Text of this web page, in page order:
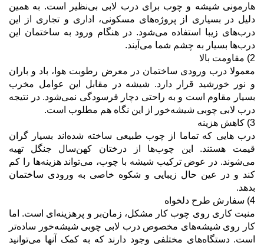
هارمونی شیشه و چوب برای درب لابی بی‌نظیر است. به همین
دليل در بسیاری از پروژه‌های مسکونی، اداری و تجاری از این
درب‌های زیبا استفاده می‌شود. در هنگام ورود به ساختمان این
درب‌ها بسیار به چشم شما می‌آیند.
2) مقاومت بالا
معمولا درب ورودی ساختمان در معرض رطوبت هوا، باد و باران
و نور خورشید قرار دارد. شیشه در مقابل این عوامل مخرب
بسیار مقاوم است و به راحتی دچار فرسودگی نمی‌شود. در نتیجه
درب لابی چوبی شیشه‌خور از این نگاه هم مطلوب است.
3) کاهش هزینه
درب هایی که تماما از چوب طبیعی ساخته شده‌اند بسیار گران
قیمت هستند. این چوب‌ها از درختان کهن‌سال جنگل تهیه
می‌شوند. در عوض ترکیب شیشه با چوب، می‌تواند هزینه‌ها را کم
کند و در عین حال زیبایی و شکوه خاصی به ورودی ساختمان
بدهد.
4) سفارش طرح دلخواه
منبت کاری روی چوب کار مشکل، زمان‌بر و پر‌هزینه‌ای است. اما
کار روی شیشه‌های مخصوص درب لابی چوبی شیشه‌خور ساده‎‌تر
است. دستگاه‌های مختلفی وجود دارند که به کمک آنها می‌توانید